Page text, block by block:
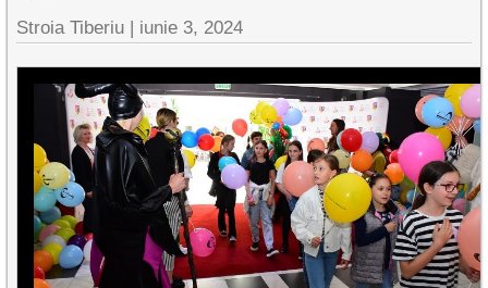
Stroia Tiberiu | iunie 3, 2024